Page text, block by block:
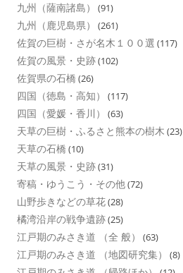
九州（薩南諸島） (91)
九州（鹿児島県） (261)
佐賀の巨樹・さが名木１００選 (117)
佐賀の風景・史跡(102)
佐賀県の石橋 (26)
四国（徳島・高知） (117)
四国（愛媛・香川） (63)
天草の巨樹・ふるさと熊本の樹木 (23)
天草の石橋 (10)
天草の風景・史跡(31)
寄稿・ゆうこう・その他(72)
山野歩きなどの草花(28)
橘湾沿岸の戦争遺跡(25)
江戸期のみさき道 （全 般） (63)
江戸期のみさき道 （地図研究集） (8)